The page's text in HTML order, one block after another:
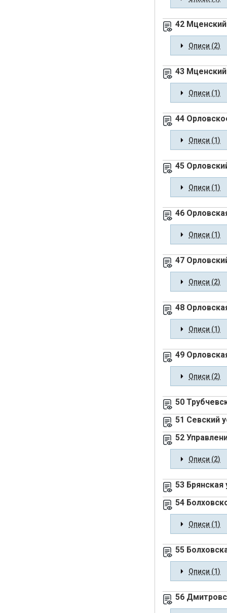
42
Описи (2)
43
Описи (1)
44
Описи (1)
45
Описи (1)
46
Описи (1)
47
Описи (2)
48
Описи (1)
49
Описи (2)
50
51 Севский
52
Описи (2)
53
54
Описи (1)
55
Описи (1)
56